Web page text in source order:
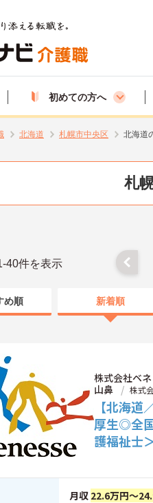
初めての方へ
北海道 札幌市中央区 北海道
札
40件を表示
め順 新着順
株式会社ベ
山鼻
株式
【北海
厚生◎全
護福祉士
月収 22.6万円～